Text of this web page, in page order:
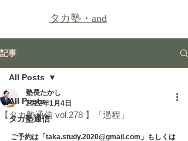
タカ塾・and
記事
All Posts
タカ塾通信
All Posts
【タカ塾通信 vol.278 】「過程」
塾長たかし
2022年1月4日
ご予約は「taka.study.2020@gmail.com」もしくは